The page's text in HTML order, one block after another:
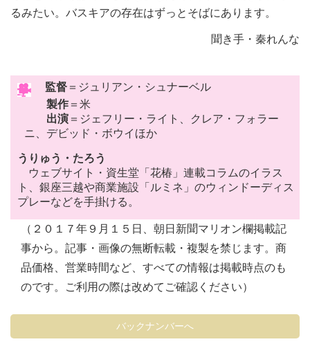
るみたい。バスキアの存在はずっとそばにあります。
聞き手・秦れんな
監督 ＝ジュリアン・シュナーベル
製作 ＝米
出演 ＝ジェフリー・ライト、クレア・フォラー
ニ、デビッド・ボウイほか
うりゅう・たろう
ウェブサイト・資生堂「花椿」連載コラムのイラス
ト、銀座三越や商業施設「ルミネ」のウィンドーディス
プレーなどを手掛ける。
（２０１７年９月１５日、朝日新聞マリオン欄掲載記
事から。記事・画像の無断転載・複製を禁じます。商
品価格、営業時間など、すべての情報は掲載時点のも
のです。ご利用の際は改めてご確認ください）
バックナンバーへ